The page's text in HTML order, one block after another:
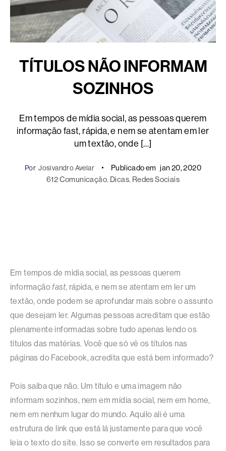
TÍTULOS NÃO INFORMAM
SOZINHOS
Em tempos de mídia social, as pessoas querem
informação fast, rápida, e nem se atentam em ler
um textão, onde […]
Por Josivandro Avelar Publicado em jan 20, 2020
612 Comunicação, Dicas, Redes Sociais
Em tempos de mídia social, as pessoas querem
informaçãofast, rápida, e nem se atentam em ler um
textão, onde podem se aprofundar mais sobre o assunto
que desejam ler. Algumas pessoas acreditam que estão
plenamente informadas sobre tudo apenas lendo os
títulos das matérias. Você que só vê os títulos nas
páginas do Facebook, acredita que está bem informado?
Pois saiba que não. Um título e uma imagem não
informam sozinhos, nem em mídia social, nem em home,
nem em nenhum lugar do mundo. Aquilo ali é uma
estrutura de link que está lá justamente para que você
leia o texto do site. Isso se converte em resultados para